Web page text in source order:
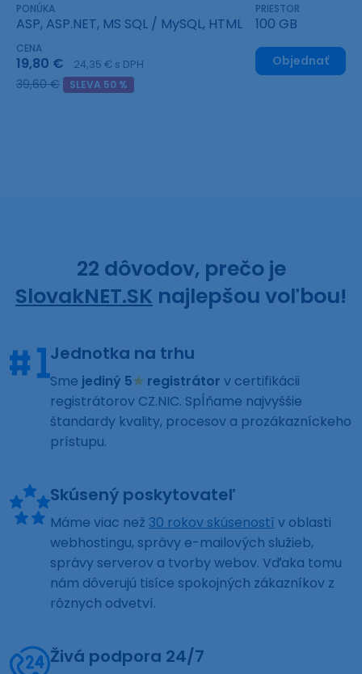
PONÚKA
ASP, ASP.NET, MS SQL / MySQL, HTML
PRIESTOR
100 GB
CENA
19,80 € 24,35 € s DPH
39,60 € SLEVA 50 %
Objednať
22 dôvodov, prečo je
SlovakNET.SK najlepšou voľbou!
Jednotka na trhu
Sme jediný 5★ registrátor v certifikácii
registrátorov CZ.NIC. Spĺňame najvyššie
štandardy kvality, procesov a prozákazníckeho
prístupu.
Skúsený poskytovateľ
Máme viac než 30 rokov skúseností v oblasti
webhostingu, správy e-mailových služieb,
správy serverov a tvorby webov. Vďaka tomu
nám dôverujú tisíce spokojných zákazníkov z
rôznych odvetví.
Živá podpora 24/7